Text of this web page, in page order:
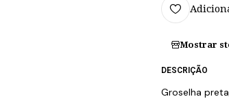
Mostrar
DESCRIÇÃO
Groselha